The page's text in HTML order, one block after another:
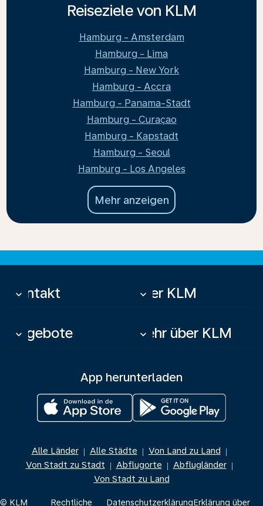
Reiseziele von KLM
Hamburg - Amsterdam
Hamburg - Lima
Hamburg - New York
Hamburg - Accra
Hamburg - Panama-Stadt
Hamburg - Curaçao
Hamburg - Kapstadt
Hamburg - Seoul
Hamburg - Los Angeles
Mehr anzeigen
Kontakt
keyboard_arrow_down Über KLM
keyboard_arrow_down
Angebote
keyboard_arrow_down Mehr über KLM
keyboard_arrow_down
App herunterladen
Alle Länder | Alle Städte | Von Land zu Land |
Von Stadt zu Stadt | Abflugorte | Abflugländer |
Von Stadt zu Land
© KLM Rechtliche DatenschutzerklärungErklärung über